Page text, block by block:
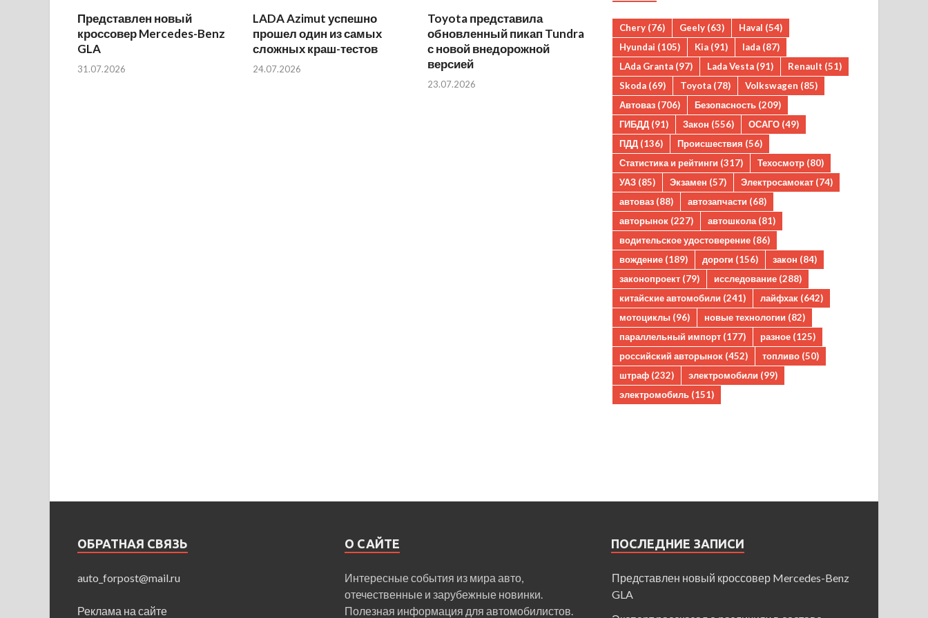
Представлен новый
кроссовер Mercedes-Benz
GLA
31.07.2026
LADA Azimut успешно
прошел один из самых
сложных краш-тестов
24.07.2026
Toyota представила
обновленный пикап Tundra
с новой внедорожной
версией
23.07.2026
Chery (76) Geely (63) Haval (54)
Hyundai (105) Kia (91) lada (87)
LAda Granta (97) Lada Vesta (91) Renault (51)
Skoda (69) Toyota (78) Volkswagen (85)
Автоваз (706) Безопасность (209)
ГИБДД (91) Закон (556) ОСАГО (49)
ПДД (136) Происшествия (56)
Статистика и рейтинги (317) Техосмотр (80)
УАЗ (85) Экзамен (57) Электросамокат (74)
автоваз (88) автозапчасти (68)
авторынок (227) автошкола (81)
водительское удостоверение (86)
вождение (189) дороги (156) закон (84)
законопроект (79) исследование (288)
китайские автомобили (241) лайфхак (642)
мотоциклы (96) новые технологии (82)
параллельный импорт (177) разное (125)
российский авторынок (452) топливо (50)
штраф (232) электромобили (99)
электромобиль (151)
ОБРАТНАЯ СВЯЗЬ
auto_forpost@mail.ru
Реклама на сайте
О САЙТЕ
Интересные события из мира авто,
отечественные и зарубежные новинки.
Полезная информация для автомобилистов.
ПОСЛЕДНИЕ ЗАПИСИ
Представлен новый кроссовер Mercedes-Benz
GLA